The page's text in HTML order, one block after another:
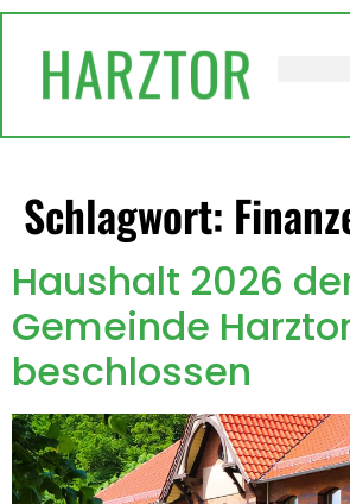
Schlagwort:
Haushalt 2026
Gemeinde
beschlossen